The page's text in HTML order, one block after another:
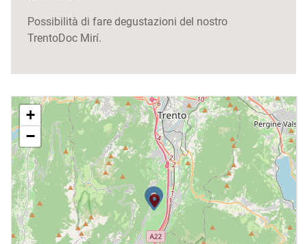
Possibilità di fare degustazioni del nostro
TrentoDoc Mirí.
+
−